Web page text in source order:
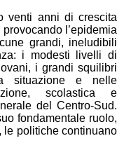
venti anni di crescita
l’epidemia
grandi, ineludibili
i modesti livelli di
i grandi squilibri
situazione e nelle
scolastica e
del Centro-Sud.
fondamentale ruolo,
le politiche continuano